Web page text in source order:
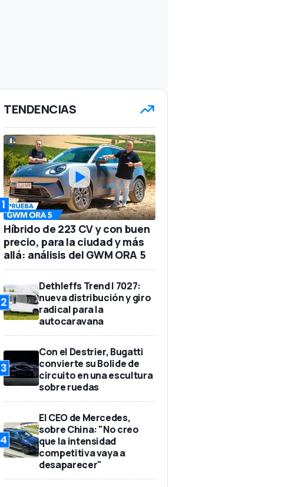
TENDENCIAS
1
Híbrido de 223 CV y con buen
precio, para la ciudad y más
allá: análisis del GWM ORA 5
2
Dethleffs Trend I 7027:
nueva distribución y giro
radical para la
autocaravana
3
Con el Destrier, Bugatti
convierte su Bolide de
circuito en una escultura
sobre ruedas
4
El CEO de Mercedes,
sobre China: "No creo
que la intensidad
competitiva vaya a
desaparecer"